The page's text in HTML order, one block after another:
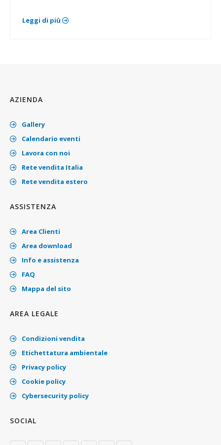
Leggi di più
AZIENDA
Gallery
Calendario eventi
Lavora con noi
Rete vendita Italia
Rete vendita estero
ASSISTENZA
Area Clienti
Area download
Info e assistenza
FAQ
Mappa del sito
AREA LEGALE
Condizioni vendita
Etichettatura ambientale
Privacy policy
Cookie policy
Cybersecurity policy
SOCIAL